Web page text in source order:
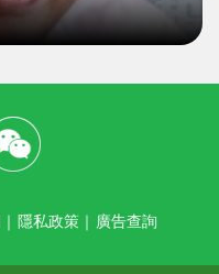
｜ 隱私政策 ｜ 廣告查詢